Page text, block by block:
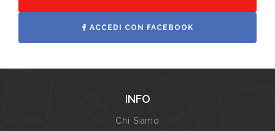
ACCEDI CON FACEBOOK
INFO
Chi Siamo